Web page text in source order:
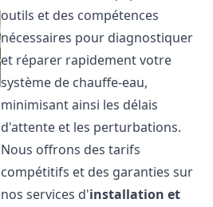
outils et des compétences
nécessaires pour diagnostiquer
et réparer rapidement votre
système de chauffe-eau,
minimisant ainsi les délais
d'attente et les perturbations.
Nous offrons des tarifs
compétitifs et des garanties sur
nos services d'installation et